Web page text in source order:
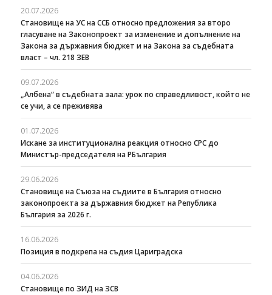
20.07.2026
Становище на УС на ССБ относно предложения за второ
гласуване на Законопроект за изменение и допълнение на
Закона за държавния бюджет и на Закона за съдебната
власт – чл. 218 ЗЕВ
09.07.2026
„Албена“ в съдебната зала: урок по справедливост, който не
се учи, а се преживява
01.07.2026
Искане за институционална реакция относно СРС до
Министър-председателя на РБългария
29.06.2026
Становище на Съюза на съдиите в България относно
законопроекта за държавния бюджет на Република
България за 2026 г.
16.06.2026
Позиция в подкрепа на съдия Цариградска
04.06.2026
Становище по ЗИД на ЗСВ